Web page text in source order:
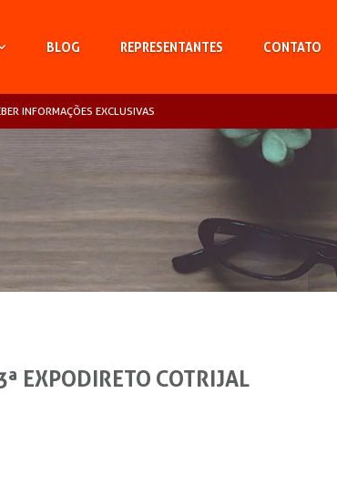
BLOG REPRESENTANTES CONTATO
INFORMAÇÕES EXCLUSIVAS
EXPODIRETO COTRIJAL